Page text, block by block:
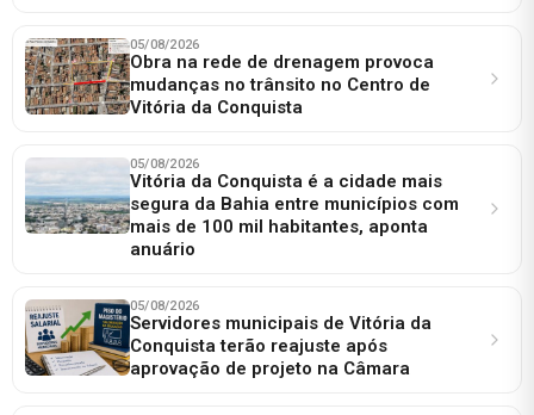
05/08/2026
Obra na rede de drenagem provoca
mudanças no trânsito no Centro de
Vitória da Conquista
05/08/2026
Vitória da Conquista é a cidade mais
segura da Bahia entre municípios com
mais de 100 mil habitantes, aponta
anuário
05/08/2026
Servidores municipais de Vitória da
Conquista terão reajuste após
aprovação de projeto na Câmara